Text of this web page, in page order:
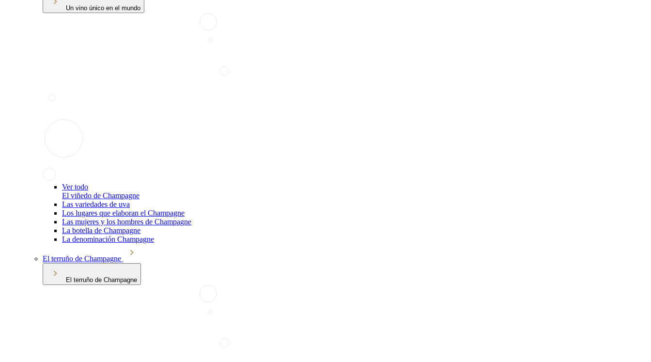
Un vino único en el mundo
Ver todo
El viñedo de Champagne
Las variedades de uva
Los lugares que elaboran el Champagne
Las mujeres y los hombres de Champagne
La botella de Champagne
La denominación Champagne
El terruño de Champagne
El terruño de Champagne